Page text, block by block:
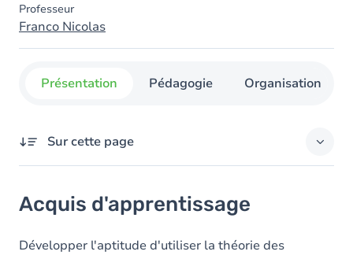
Professeur
Franco Nicolas
Présentation Pédagogie Organisation
Sur cette page
Objectifs
Contenu
Acquis d'apprentissage
Développer l'aptitude d'utiliser la théorie des